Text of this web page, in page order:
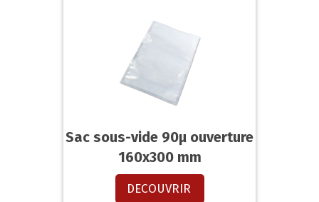
Sac sous-vide 90µ ouverture
160x300 mm
DECOUVRIR